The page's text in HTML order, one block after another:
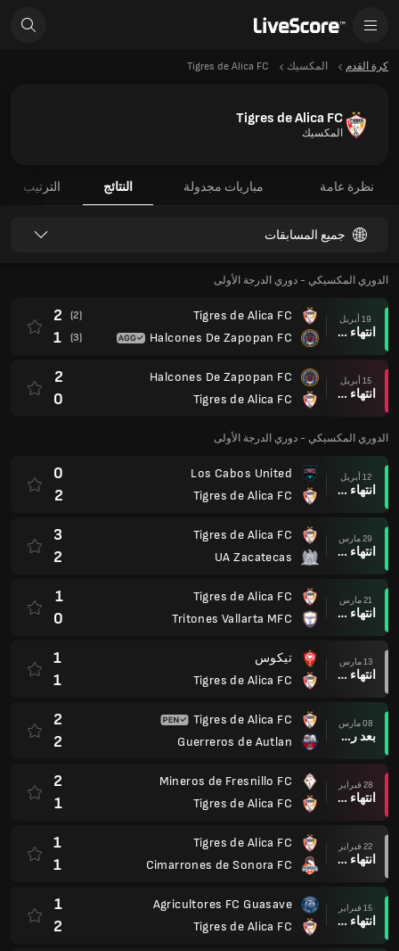
كرة القدم المكسيك Tigres de Alica FC
Tigres de Alica FC
المكسيك
نظرة عامة مباريات مجدولة النتائج الترتيب
جميع المسابقات
الدوري المكسيكي - دوري الدرجة الأولى
19 أبريل
انتهاء وقت المباراة
Tigres de Alica FC
Halcones De Zapopan FC
(2)
2
(3)
1
15 أبريل
انتهاء وقت المباراة
Halcones De Zapopan FC
Tigres de Alica FC
2
0
الدوري المكسيكي - دوري الدرجة الأولى
12 أبريل
انتهاء وقت المباراة
Los Cabos United
Tigres de Alica FC
0
2
29 مارس
انتهاء وقت المباراة
Tigres de Alica FC
UA Zacatecas
3
2
21 مارس
انتهاء وقت المباراة
Tigres de Alica FC
Tritones Vallarta MFC
1
0
13 مارس
انتهاء وقت المباراة
تيكوس
Tigres de Alica FC
1
1
08 مارس
بعد ركلات الترجيح
Tigres de Alica FC
Guerreros de Autlan
2
2
28 فبراير
انتهاء وقت المباراة
Mineros de Fresnillo FC
Tigres de Alica FC
2
1
22 فبراير
انتهاء وقت المباراة
Tigres de Alica FC
Cimarrones de Sonora FC
1
1
15 فبراير
انتهاء وقت المباراة
Agricultores FC Guasave
Tigres de Alica FC
1
2